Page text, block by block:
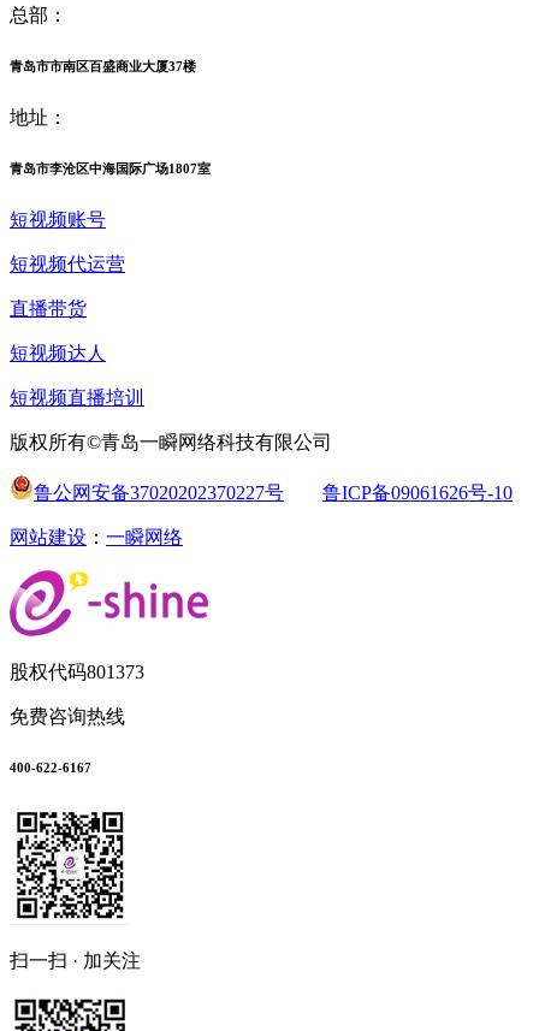
总部：
青岛市市南区百盛商业大厦37楼
地址：
青岛市李沧区中海国际广场1807室
短视频账号
短视频代运营
直播带货
短视频达人
短视频直播培训
版权所有©青岛一瞬网络科技有限公司
鲁公网安备37020202370227号 鲁ICP备09061626号-10
网站建设 ： 一瞬网络
股权代码801373
免费咨询热线
400-622-6167
扫一扫 · 加关注